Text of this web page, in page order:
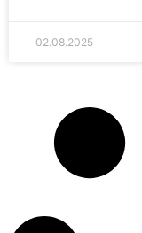
02.08.2025